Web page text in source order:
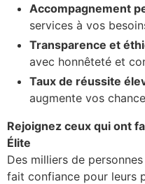
Accompagnement
services à vos
Transparence et
avec honnêteté et
Taux de réussite
augmente vos
Rejoignez ceux qui ont
Élite
Des milliers de
fait confiance pour leurs